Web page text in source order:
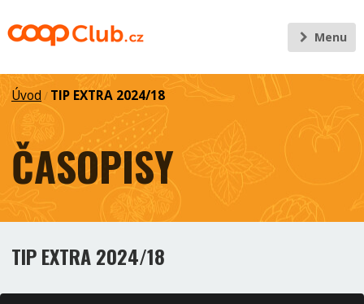
Menu
Úvod / TIP EXTRA 2024/18
ČASOPISY
TIP EXTRA 2024/18